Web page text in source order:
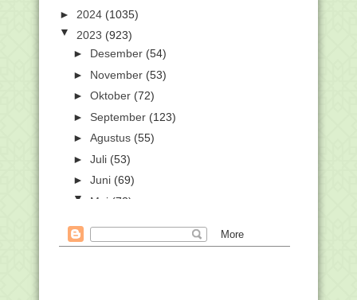
► 2024 (1035)
▼ 2023 (923)
► Desember (54)
► November (53)
► Oktober (72)
► September (123)
► Agustus (55)
► Juli (53)
► Juni (69)
▼ Mei (73)